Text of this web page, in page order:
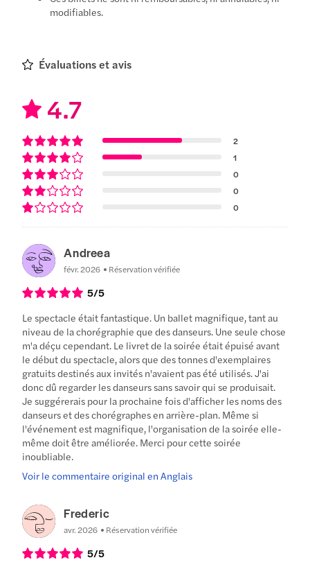
modifiables.
Évaluations et avis
4.7
2
1
0
0
0
Andreea
févr. 2026 Réservation vérifiée
5/5
Le spectacle était fantastique. Un ballet magnifique, tant au
niveau de la chorégraphie que des danseurs. Une seule chose
m'a déçu cependant. Le livret de la soirée était épuisé avant
le début du spectacle, alors que des tonnes d'exemplaires
gratuits destinés aux invités n'avaient pas été utilisés. J'ai
donc dû regarder les danseurs sans savoir qui se produisait.
Je suggérerais pour la prochaine fois d'afficher les noms des
danseurs et des chorégraphes en arrière-plan. Même si
l'événement est magnifique, l'organisation de la soirée elle-
même doit être améliorée. Merci pour cette soirée
inoubliable.
Voir le commentaire original en Anglais
Frederic
avr. 2026 Réservation vérifiée
5/5